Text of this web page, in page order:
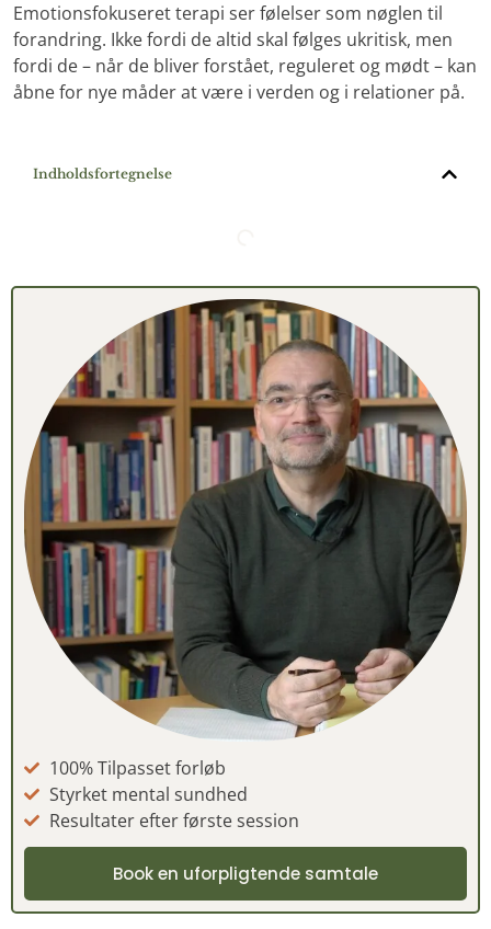
Emotionsfokuseret terapi ser følelser som nøglen til
forandring. Ikke fordi de altid skal følges ukritisk, men
fordi de – når de bliver forstået, reguleret og mødt – kan
åbne for nye måder at være i verden og i relationer på.
Indholdsfortegnelse
100% Tilpasset forløb
Styrket mental sundhed
Resultater efter første session
Book en uforpligtende samtale